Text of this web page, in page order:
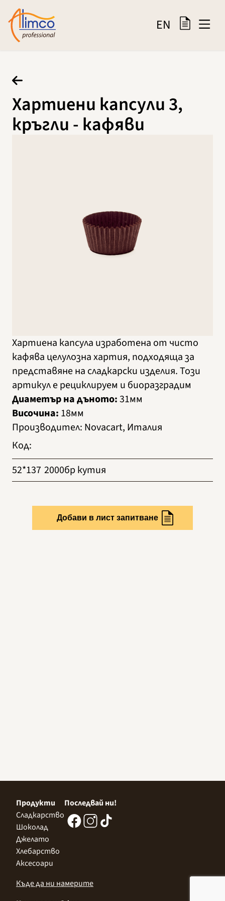
EN
Хартиени капсули 3,
кръгли - кафяви
Хартиена капсула изработена от чисто
кафява целулозна хартия, подходяща за
представяне на сладкарски изделия. Този
артикул е рециклируем и биоразградим
Диаметър на дъното:31мм
Височина: 18мм
Производител: Novacart, Италия
Код:
52*137 2000бр кутия
Добави в лист запитване
Продукти
Сладкарство
Шоколад
Джелато
Хлебарство
Аксесоари
Последвай ни!
Къде да ни намерите